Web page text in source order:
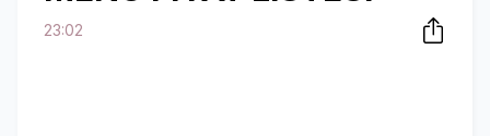
23:02